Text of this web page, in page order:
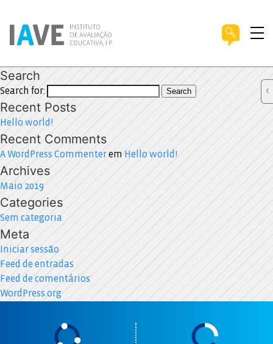
Search
Search for: Search
Recent Posts
Hello world!
Recent Comments
A WordPress Commenterem Hello world!
Archives
Maio 2019
Categories
Sem categoria
Meta
Iniciar sessão
Feed de entradas
Feed de comentários
WordPress.org